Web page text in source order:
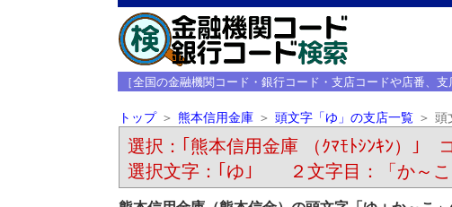
［全国の金融機関コード・銀行コード・支店コードや店番、支
トップ 熊本信用金庫 頭文字「ゆ」の支店一覧 頭
選択：｢熊本信用金庫 （ｸﾏﾓﾄｼﾝｷﾝ）｣
選択文字：｢ゆ｣ ２文字目：「か～こ